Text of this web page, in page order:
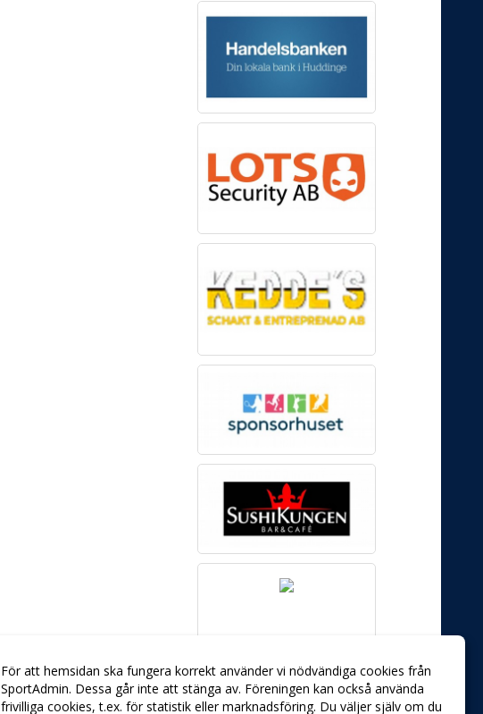
För att hemsidan ska fungera korrekt använder vi nödvändiga cookies från
SportAdmin. Dessa går inte att stänga av. Föreningen kan också använda
frivilliga cookies, t.ex. för statistik eller marknadsföring. Du väljer själv om du